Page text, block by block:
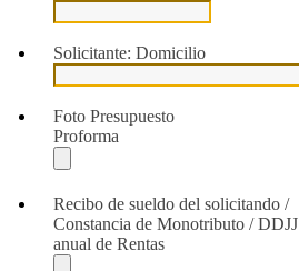
Solicitante: Domicilio
Foto Presupuesto
Proforma
Recibo de sueldo del solicitando /
Constancia de Monotributo / DDJJ
anual de Rentas